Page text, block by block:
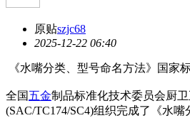
原贴szjc68
2025-12-22 06:40
《水嘴分类、型号命名方法》国家
全国五金制品标准化技术委员会厨
(SAC/TC174/SC4)组织完成了《水